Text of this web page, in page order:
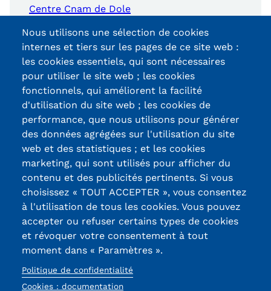
Modalités d'inscription
Tarifs
Modalités de financement
Infos entreprises
Former ses salariés
Accueillir un alternant ?
Taxe d'apprentissage
Infos enseignants
Être enseignant au Cnam
Infos partenaires
Liste des partenaires
Centre Cnam de Dole
13, Rue Ernest
Thierry-Mieg
90010 BELFORT
Cedex
03 84 58 33 10
Réseaux
Certifications /
Labels qualité
Nous utilisons une sélection de cookies
internes et tiers sur les pages de ce site web :
les cookies essentiels, qui sont nécessaires
pour utiliser le site web ; les cookies
fonctionnels, qui améliorent la facilité
d'utilisation du site web ; les cookies de
performance, que nous utilisons pour générer
des données agrégées sur l'utilisation du site
web et des statistiques ; et les cookies
marketing, qui sont utilisés pour afficher du
contenu et des publicités pertinents. Si vous
choisissez « TOUT ACCEPTER », vous consentez
à l'utilisation de tous les cookies. Vous pouvez
accepter ou refuser certains types de cookies
et révoquer votre consentement à tout
moment dans « Paramètres ».
Politique de confidentialité
Cookies : documentation